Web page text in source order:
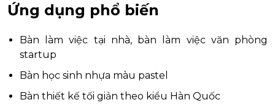
Ứng dụng phổ biến
Bàn làm việc tại nhà, bàn làm việc văn phòng
startup
Bàn học sinh nhựa màu pastel
Bàn thiết kế tối giản theo kiểu Hàn Quốc